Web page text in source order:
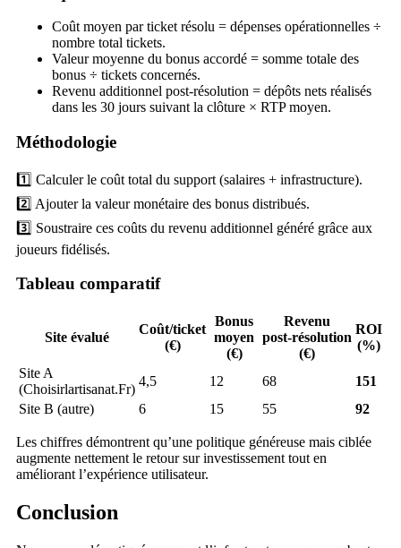
Coût moyen par ticket résolu = dépenses opérationnelles ÷
nombre total tickets.
Valeur moyenne du bonus accordé = somme totale des
bonus ÷ tickets concernés.
Revenu additionnel post‑résolution = dépôts nets réalisés
dans les 30 jours suivant la clôture × RTP moyen.
Méthodologie
1️⃣ Calculer le coût total du support (salaires + infrastructure).
2️⃣ Ajouter la valeur monétaire des bonus distribués.
3️⃣ Soustraire ces coûts du revenu additionnel généré grâce aux
joueurs fidélisés.
Tableau comparatif
Site évalué
Coût/ticket
(€)
Bonus
moyen
(€)
Revenu
post‑résolution
(€)
ROI
(%)
Site A
(Choisirlartisanat.Fr)
4,5 12 68
151
Site B (autre)
6 15 55 92
Les chiffres démontrent qu’une politique généreuse mais ciblée
augmente nettement le retour sur investissement tout en
améliorant l’expérience utilisateur.
Conclusion